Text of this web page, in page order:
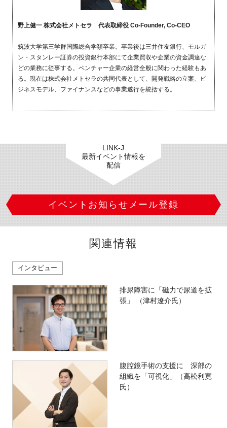
野上健一 株式会社メトセラ 代表取締役Co-Founder, Co-CEO
筑波大学第三学群国際総合学類卒業。卒業後は三井住友銀行、モルガ
ン・スタンレー証券の投資銀行本部にて企業買収や企業の資金調達な
どの業務に従事する。ベンチャー企業の経営全般に関わった経験もあ
る。現在は株式会社メトセラの共同代表として、開発戦略の立案、ビ
ジネスモデル、ファイナンスなどの事業遂行を統括する。
LINK-J
最新イベント情報を
配信
イベントお知らせメール登録
関連情報
インタビュー
排尿障害に「磁力で尿道を拡
張」 （津村遼介氏）
腹腔鏡手術の支援に 深部の
組織を「可視化」（高松利寛
氏）